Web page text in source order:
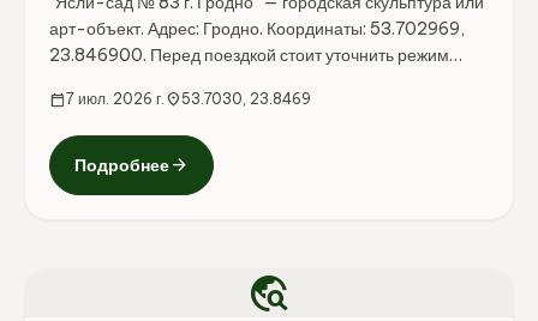
арт-объект. Адрес: Гродно. Координаты: 53.702969,
23.846900. Перед поездкой стоит уточнить режим
на официальных ресурсах.
calendar_today7 июл. 2026 г. location_on53.7030, 23.8469
Подробнееarrow_forward
travel_explore